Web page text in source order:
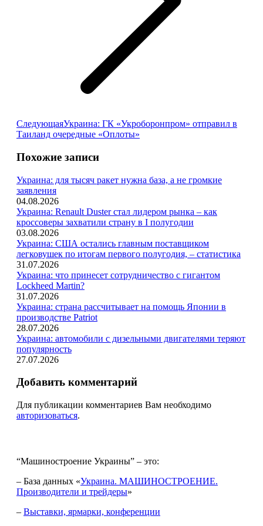
СледующаяСледующая
запись:
Украина: ГК «Укроборонпром» отправил в
Таиланд очередные «Оплоты»
Похожие записи
Украина: для тысяч ракет нужна база, а не громкие
заявления
04.08.2026
Украина: Renault Duster стал лидером рынка – как
кроссоверы захватили страну в I полугодии
03.08.2026
Украина: США остались главным поставщиком
легковушек по итогам первого полугодия, – статистика
31.07.2026
Украина: что принесет сотрудничество с гигантом
Lockheed Martin?
31.07.2026
Украина: страна рассчитывает на помощь Японии в
производстве Patriot
28.07.2026
Украина: автомобили с дизельными двигателями теряют
популярность
27.07.2026
Добавить комментарий
Для публикации комментариев Вам необходимо
авторизоваться.
“Машиностроение Украины” – это:
– База данных «Украина. МАШИНОСТРОЕНИЕ.
Производители и трейдеры»
– Выставки, ярмарки, конференции